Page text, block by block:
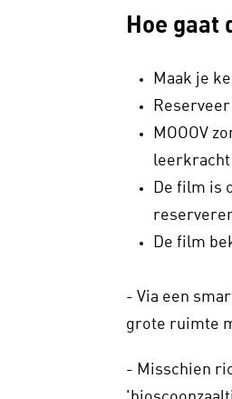
Hoe
Maak je
MOOOV
leerkracht
De film is
De film
- Via een
grote ruimte
- Misschien